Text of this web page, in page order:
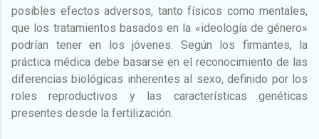
posibles efectos adversos, tanto físicos como mentales,
que los tratamientos basados en la «ideología de género»
podrían tener en los jóvenes. Según los firmantes, la
práctica médica debe basarse en el reconocimiento de las
diferencias biológicas inherentes al sexo, definido por los
roles reproductivos y las características genéticas
presentes desde la fertilización.